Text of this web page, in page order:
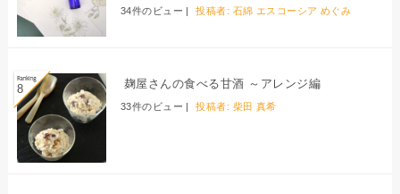
34件のビュー | 投稿者: 石綿 エスコーシア めぐみ
麹屋さんの食べる甘酒 ～アレンジ編
33件のビュー | 投稿者: 柴田 真希